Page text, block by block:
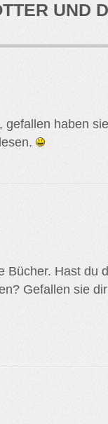
UND
gefallen haben
Bücher. Hast du
Gefallen sie